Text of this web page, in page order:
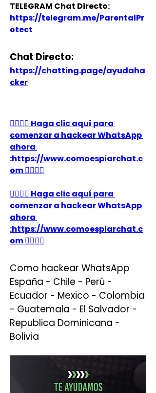
TELEGRAM Chat Directo:
https://telegram.me/ParentalPr
otect
Chat Directo:
https://chatting.page/ayudaha
cker
👉🏻👉🏻 Haga clic aquí para
comenzar a hackear WhatsApp
ahora
:https://www.comoespiarchat.c
om 👈🏻👈🏻
👉🏻👉🏻 Haga clic aquí para
comenzar a hackear WhatsApp
ahora
:https://www.comoespiarchat.c
om 👈🏻👈🏻
Como hackear WhatsApp
España - Chile - Perú -
Ecuador - Mexico - Colombia
- Guatemala - El Salvador -
Republica Dominicana -
Bolivia